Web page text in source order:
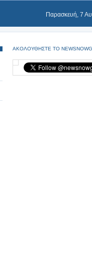
Παρασκευή, 7
ΑΚΟΛΟΥΘΗΣΤΕ ΤΟ